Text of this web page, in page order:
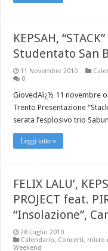
KEPSAH, “STACK”
Studentato San
11 Novembre 2010
0
GiovedAï¿½ 11 novembre
Trento Presentazione
serata l’esplosivo trio
Leggi tutto »
FELIX LALU’,
PROJECT feat.
“Insolazione”,
28 Luglio 2010
Calendario, Concerti, micro
Weekend